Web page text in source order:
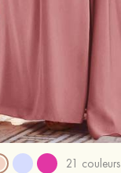
21 couleurs